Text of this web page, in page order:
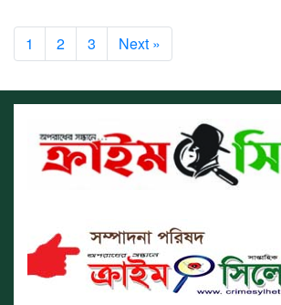
1 2 3 Next »